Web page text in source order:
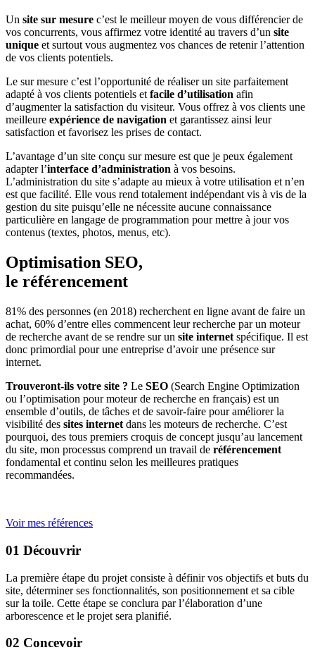
Un site sur mesure c’est le meilleur moyen de vous différencier de
vos concurrents, vous affirmez votre identité au travers d’un site
unique et surtout vous augmentez vos chances de retenir l’attention
de vos clients potentiels.
Le sur mesure c’est l’opportunité de réaliser un site parfaitement
adapté à vos clients potentiels etfacile d’utilisation afin
d’augmenter la satisfaction du visiteur. Vous offrez à vos clients une
meilleure expérience de navigation et garantissez ainsi leur
satisfaction et favorisez les prises de contact.
L’avantage d’un site conçu sur mesure est que je peux également
adapter l’interface d’administration à vos besoins.
L’administration du site s’adapte au mieux à votre utilisation et n’en
est que facilité. Elle vous rend totalement indépendant vis à vis de la
gestion du site puisqu’elle ne nécessite aucune connaissance
particulière en langage de programmation pour mettre à jour vos
contenus (textes, photos, menus, etc).
Optimisation SEO,
le référencement
81% des personnes (en 2018) recherchent en ligne avant de faire un
achat, 60% d’entre elles commencent leur recherche par un moteur
de recherche avant de se rendre sur un site internet spécifique. Il est
donc primordial pour une entreprise d’avoir une présence sur
internet.
Trouveront-ils votre site ? Le SEO (Search Engine Optimization
ou l’optimisation pour moteur de recherche en français) est un
ensemble d’outils, de tâches et de savoir-faire pour améliorer la
visibilité des sites internet dans les moteurs de recherche. C’est
pourquoi, des tous premiers croquis de concept jusqu’au lancement
du site, mon processus comprend un travail de référencement
fondamental et continu selon les meilleures pratiques
recommandées.
Voir mes références
01 Découvrir
La première étape du projet consiste à définir vos objectifs et buts du
site, déterminer ses fonctionnalités, son positionnement et sa cible
sur la toile. Cette étape se conclura par l’élaboration d’une
arborescence et le projet sera planifié.
02 Concevoir